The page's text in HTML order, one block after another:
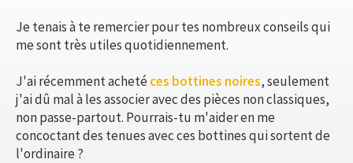
Je tenais à te remercier pour tes nombreux conseils qui
me sont très utiles quotidiennement.
J'ai récemment acheté ces bottines noires, seulement
j'ai dû mal à les associer avec des pièces non classiques,
non passe-partout. Pourrais-tu m'aider en me
concoctant des tenues avec ces bottines qui sortent de
l'ordinaire ?